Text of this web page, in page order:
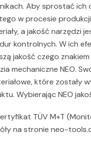
Aby sprostać ich
w procesie
a jakość narzędzi
kontrolnych. W ich
jakość czego
mechaniczne NEO.
które zostały
Wybierając NEO
TÜV M+T
na stronie neo-